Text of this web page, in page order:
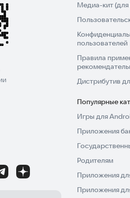
Медиа-кит
пользователей
Правила
Дистрибутив
Популярные
Игры для
Приложения
Родителям
Приложения
Приложения